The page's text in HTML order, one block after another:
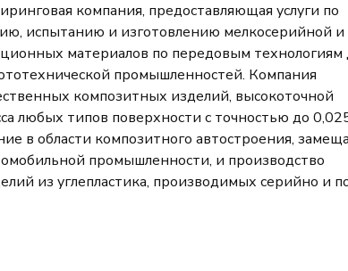
компания, предоставляющая услуги по
испытанию и изготовлению мелкосерийной и
материалов по передовым технологиям
промышленностей. Компания
композитных изделий, высокоточной
любых типов поверхности с точностью до
в области композитного автостроения,
промышленности, и производство
из углепластика, производимых серийно и